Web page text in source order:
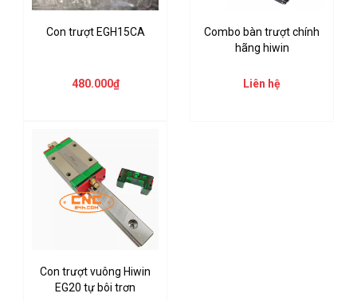
Con trượt EGH15CA
480.000₫
Combo bàn trượt chính
hãng hiwin
Liên hệ
Con trượt vuông Hiwin
EG20 tự bôi trơn